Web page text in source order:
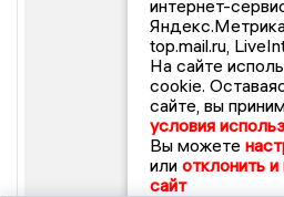
интернет-
top.mail.ru,
На сайте
cookie.
сайте, вы
условия
Вы можете
или отклонить и
сайт